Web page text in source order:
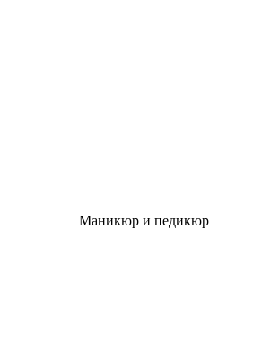
Маникюр и педикюр